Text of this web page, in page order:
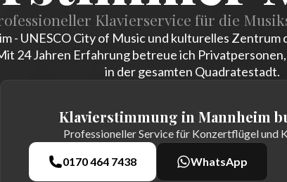
Klavierservice für die
- UNESCO City of Music und kulturelles
24 Jahren Erfahrung betreue ich
in der gesamten Quadratestadt.
Klavierstimmung in Mannheim
Professioneller Service für Konzertflügel und
0170 464 7438 WhatsApp